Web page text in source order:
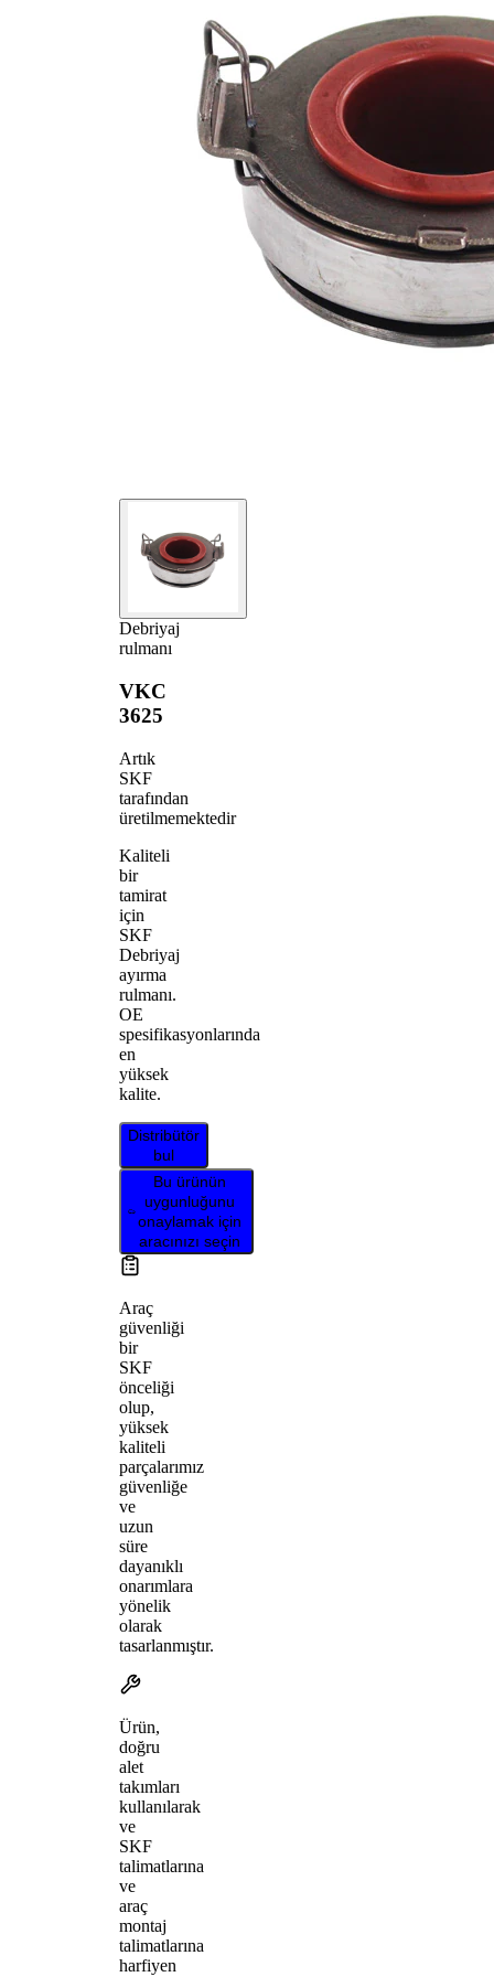
Debriyaj
rulmanı
VKC
3625
Artık
SKF
tarafından
üretilmemektedir
Kaliteli
bir
tamirat
için
SKF
Debriyaj
ayırma
rulmanı.
OE
spesifikasyonlarında
en
yüksek
kalite.
Distribütör
bul
Bu ürünün
uygunluğunu
onaylamak için
aracınızı seçin
Araç
güvenliği
bir
SKF
önceliği
olup,
yüksek
kaliteli
parçalarımız
güvenliğe
ve
uzun
süre
dayanıklı
onarımlara
yönelik
olarak
tasarlanmıştır.
Ürün,
doğru
alet
takımları
kullanılarak
ve
SKF
talimatlarına
ve
araç
montaj
talimatlarına
harfiyen